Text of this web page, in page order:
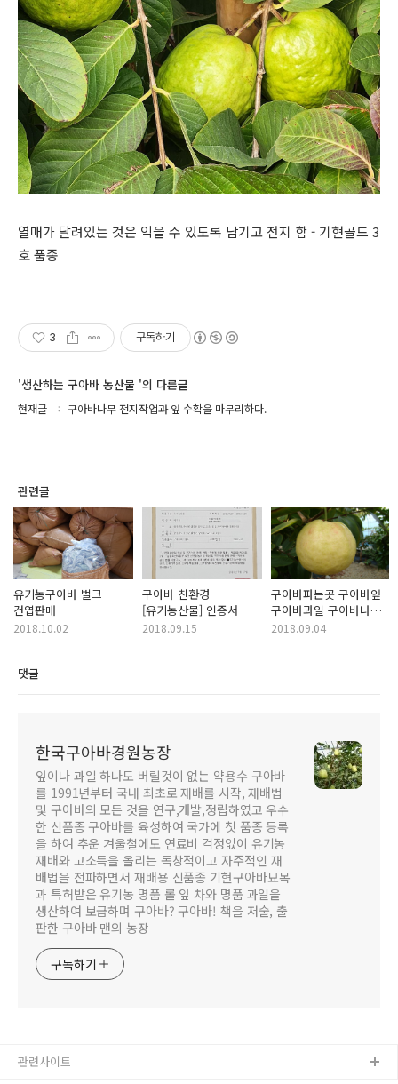
열매가 달려있는 것은 익을 수 있도록 남기고 전지 함 - 기현골드 3
호 품종
3 구독하기
'생산하는 구아바 농산물 '의 다른글
현재글 구아바나무 전지작업과 잎 수확을 마무리하다.
관련글
유기농구아바 벌크
건엽판매
2018.10.02
구아바 친환경
[유기농산물] 인증서
2018.09.15
구아바파는곳 구아바잎
구아바과일 구아바나무
신품종슈퍼구아바
2018.09.04
댓글
한국구아바경원농장
잎이나 과일 하나도 버릴것이 없는 약용수 구아바
를 1991년부터 국내 최초로 재배를 시작, 재배법
및 구아바의 모든 것을 연구,개발,정립하였고 우수
한 신품종 구아바를 육성하여 국가에 첫 품종 등록
을 하여 추운 겨울철에도 연료비 걱정없이 유기농
재배와 고소득을 올리는 독창적이고 자주적인 재
배법을 전파하면서 재배용 신품종 기현구아바묘목
과 특허받은 유기농 명품 롤 잎 차와 명품 과일을
생산하여 보급하며 구아바? 구아바! 책을 저술, 출
판한 구아바 맨의 농장
구독하기
관련사이트